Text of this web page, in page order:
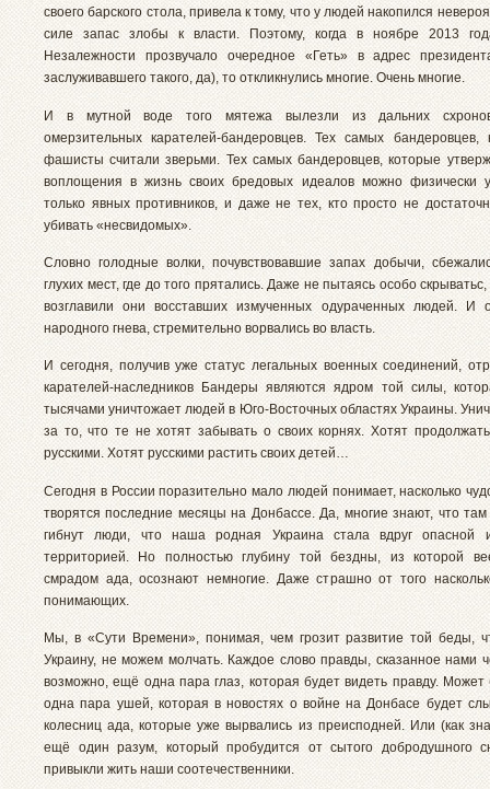
своего барского стола, привела к тому, что у людей накопился
силе запас злобы к власти. Поэтому, когда в ноябре 2013
Незалежности прозвучало очередное «Геть» в адрес
заслуживавшего такого, да), то откликнулись многие. Очень многие.
И в мутной воде того мятежа вылезли из дальних
омерзительных карателей-бандеровцев. Тех самых бандеровцев,
фашисты считали зверьми. Тех самых бандеровцев, которые
воплощения в жизнь своих бредовых идеалов можно физически
только явных противников, и даже не тех, кто просто не
убивать «несвидомых».
Словно голодные волки, почувствовавшие запах добычи,
глухих мест, где до того прятались. Даже не пытаясь особо
возглавили они восставших измученных одураченных людей. И
народного гнева, стремительно ворвались во власть.
И сегодня, получив уже статус легальных военных соединений,
карателей-наследников Бандеры являются ядром той силы,
тысячами уничтожает людей в Юго-Восточных областях Украины.
за то, что те не хотят забывать о своих корнях. Хотят
русскими. Хотят русскими растить своих детей…
Сегодня в России поразительно мало людей понимает, насколько
творятся последние месяцы на Донбассе. Да, многие знают, что там
гибнут люди, что наша родная Украина стала вдруг опасной
территорией. Но полностью глубину той бездны, из которой
смрадом ада, осознают немногие. Даже страшно от того
понимающих.
Мы, в «Сути Времени», понимая, чем грозит развитие той беды,
Украину, не можем молчать. Каждое слово правды, сказанное нами
возможно, ещё одна пара глаз, которая будет видеть правду.
одна пара ушей, которая в новостях о войне на Донбасе будет
колесниц ада, которые уже вырвались из преисподней. Или (как
ещё один разум, который пробудится от сытого добродушного
привыкли жить наши соотечественники.